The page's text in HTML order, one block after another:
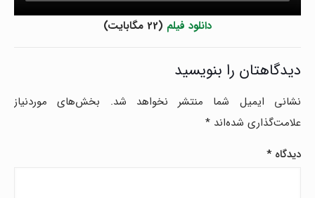
دانلود فیلم (22 مگابایت)
دیدگاهتان را بنویسید
نشانی ایمیل شما منتشر نخواهد شد.
بخش‌های موردنیاز
علامت‌گذاری شده‌اند *
دیدگاه*